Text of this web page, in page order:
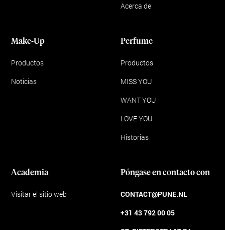
Acerca de
Make-Up
Productos
Noticias
Perfume
Productos
MISS YOU
WANT YOU
LOVE YOU
Historias
Academia
Visitar el sitio web
Póngase en contacto con
CONTACT@PUNE.NL
+31 43 792 00 05